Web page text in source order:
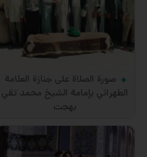
صورة الصلاة على جنازة العلامة
الطهراني بإمامة الشيخ محمد تقي
بهجت